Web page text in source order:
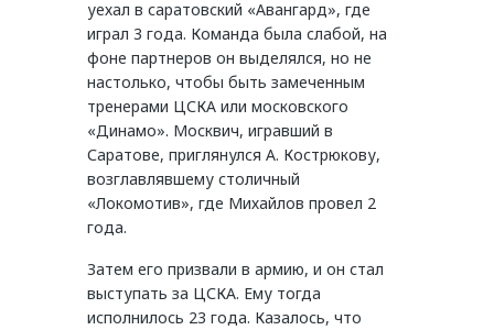
уехал в саратовский «Авангард», где
играл 3 года. Команда была слабой, на
фоне партнеров он выделялся, но не
настолько, чтобы быть замеченным
тренерами ЦСКА или московского
«Динамо». Москвич, игравший в
Саратове, приглянулся А. Кострюкову,
возглавлявшему столичный
«Локомотив», где Михайлов провел 2
года.
Затем его призвали в армию, и он стал
выступать за ЦСКА. Ему тогда
исполнилось 23 года. Казалось, что